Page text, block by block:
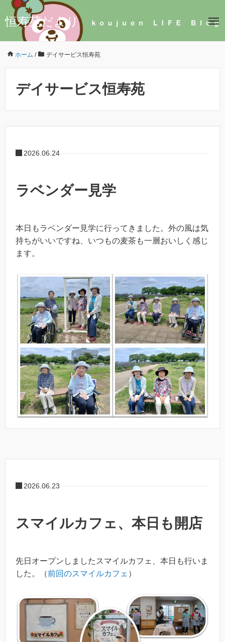
恒寿苑だより
ホーム / デイサービス恒寿苑
デイサービス恒寿苑
2026.06.24
ラベンダー見学
本日もラベンダー見学に行ってきました。外の風は気
持ちがいいですね、いつもの麦茶も一層おいしく感じ
ます。
2026.06.23
スマイルカフェ、本日も開店
先日オープンしましたスマイルカフェ、本日も行いま
した。（前回のスマイルカフェ ）